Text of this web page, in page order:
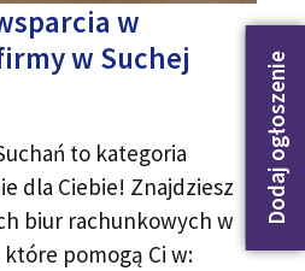
Dodaj ogłoszenie
w
w Suchej
to kategoria
dla Ciebie! Znajdziesz
biur rachunkowych w
pomogą Ci w: